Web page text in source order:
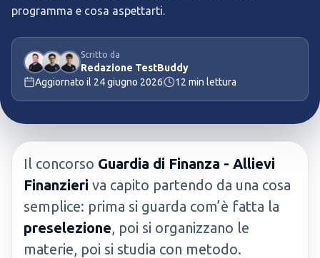
programma e cosa aspettarti.
Scritto da
Redazione TestBuddy
Aggiornato il 24 giugno 2026 12 min lettura
Il concorso Guardia di Finanza - Allievi
Finanzieri va capito partendo da una cosa
semplice: prima si guarda com’è fatta la
preselezione, poi si organizzano le
materie, poi si studia con metodo.